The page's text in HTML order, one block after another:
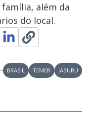
além da
do local.
BRASIL TEMER JABURU